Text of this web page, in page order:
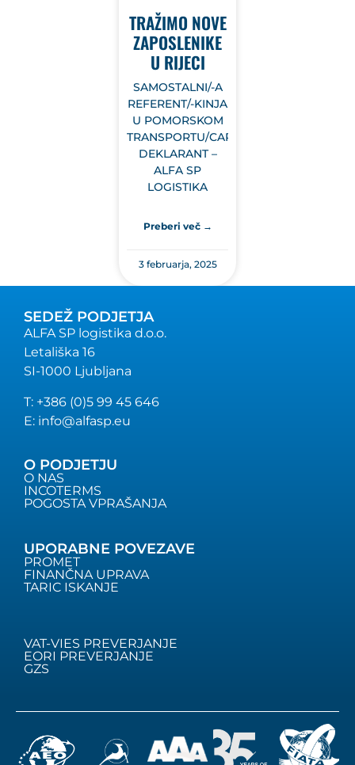
TRAŽIMO NOVE
ZAPOSLENIKE
U RIJECI
SAMOSTALNI/-A
REFERENT/-KINJA
U POMORSKOM
TRANSPORTU/CARINSKI
DEKLARANT –
ALFA SP
LOGISTIKA
Preberi več →
3 februarja, 2025
SEDEŽ PODJETJA
ALFA SP logistika d.o.o.
Letališka 16
SI-1000 Ljubljana
T: +386 (0)5 99 45 646
E: info@alfasp.eu
O PODJETJU
O NAS
INCOTERMS
POGOSTA VPRAŠANJA
UPORABNE POVEZAVE
PROMET
FINANČNA UPRAVA
TARIC ISKANJE
VAT-VIES PREVERJANJE
EORI PREVERJANJE
GZS